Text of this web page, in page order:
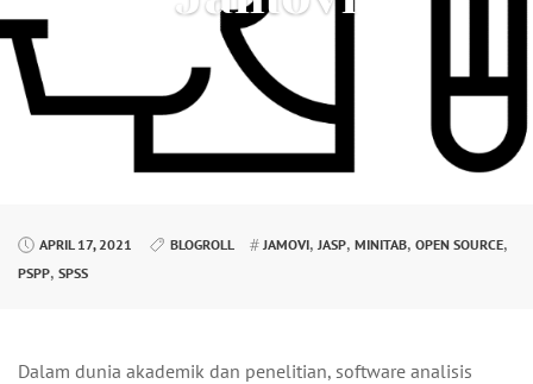
APRIL 17, 2021 BLOGROLL JAMOVI, JASP, MINITAB, OPEN SOURCE,
PSPP, SPSS
Dalam dunia akademik dan penelitian, software analisis